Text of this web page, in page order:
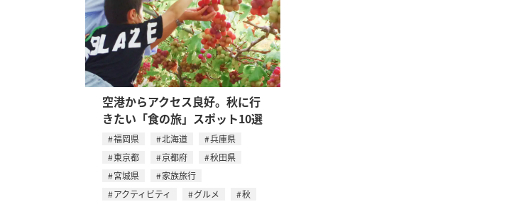
空港からアクセス良好。秋に行
きたい「食の旅」スポット10選
福岡県 北海道
兵庫県
東京都
京都府
秋田県
宮城県
家族旅行
アクティビティ
グルメ 秋